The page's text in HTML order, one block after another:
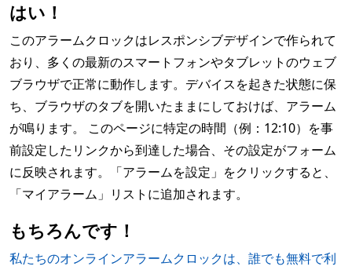
はい！
このアラームクロックはレスポンシブデザインで作られて
おり、多くの最新のスマートフォンやタブレットのウェブ
ブラウザで正常に動作します。デバイスを起きた状態に保
ち、ブラウザのタブを開いたままにしておけば、アラーム
が鳴ります。 このページに特定の時間（例：12:10）を事
前設定したリンクから到達した場合、その設定がフォーム
に反映されます。「アラームを設定」をクリックすると、
「マイアラーム」リストに追加されます。
もちろんです！
私たちのオンラインアラームクロックは、誰でも無料で利